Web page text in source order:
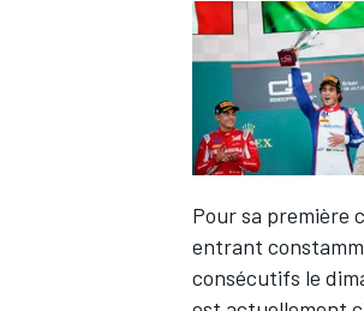
WEC
Pour sa première
entrant
consécutifs le